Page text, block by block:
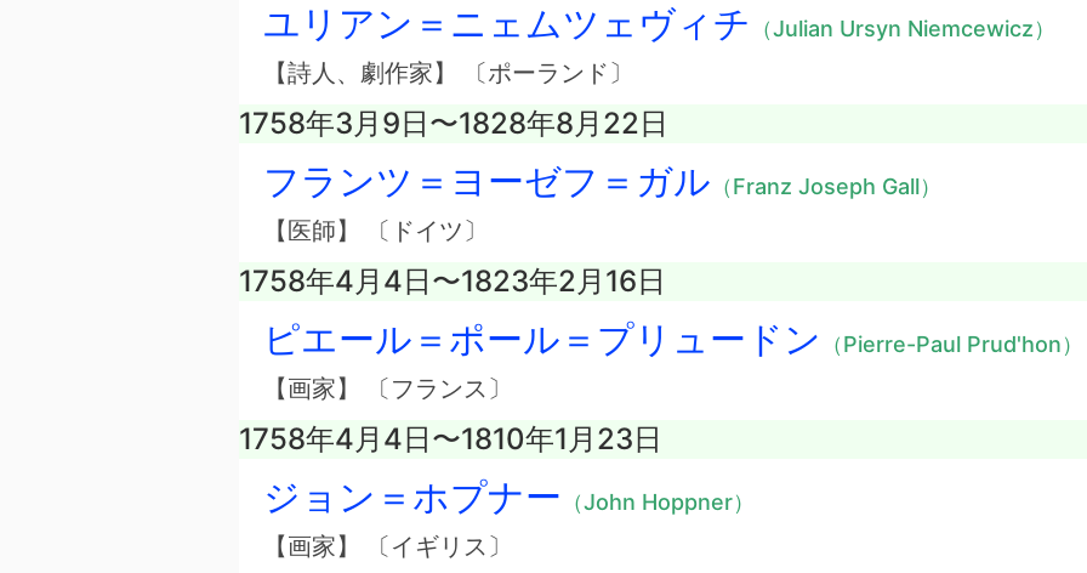
ユリアン＝ニェムツェヴィチ （Julian Ursyn Niemcewicz）
【詩人、劇作家】 〔ポーランド〕
1758年3月9日〜1828年8月22日
フランツ＝ヨーゼフ＝ガル （Franz Joseph Gall）
【医師】 〔ドイツ〕
1758年4月4日〜1823年2月16日
ピエール＝ポール＝プリュードン （Pierre-Paul Prud'hon）
【画家】 〔フランス〕
1758年4月4日〜1810年1月23日
ジョン＝ホプナー （John Hoppner）
【画家】 〔イギリス〕